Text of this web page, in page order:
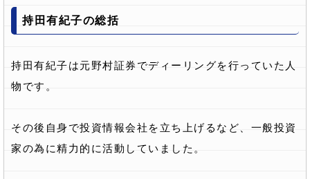
持田有紀子の総括
持田有紀子は元野村証券でディーリングを行っていた人
物です。
その後自身で投資情報会社を立ち上げるなど、一般投資
家の為に精力的に活動していました。